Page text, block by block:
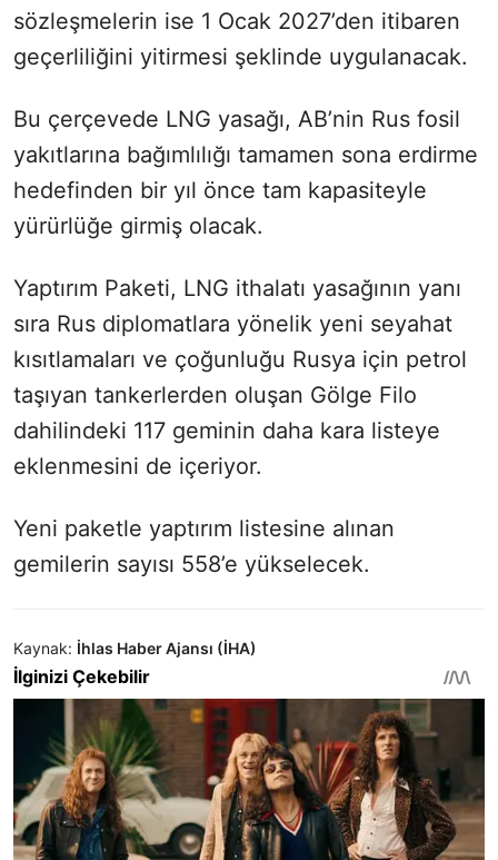
sözleşmelerin ise 1 Ocak 2027’den itibaren
geçerliliğini yitirmesi şeklinde uygulanacak.
Bu çerçevede LNG yasağı, AB’nin Rus fosil
yakıtlarına bağımlılığı tamamen sona erdirme
hedefinden bir yıl önce tam kapasiteyle
yürürlüğe girmiş olacak.
Yaptırım Paketi, LNG ithalatı yasağının yanı
sıra Rus diplomatlara yönelik yeni seyahat
kısıtlamaları ve çoğunluğu Rusya için petrol
taşıyan tankerlerden oluşan Gölge Filo
dahilindeki 117 geminin daha kara listeye
eklenmesini de içeriyor.
Yeni paketle yaptırım listesine alınan
gemilerin sayısı 558’e yükselecek.
Kaynak: İhlas Haber Ajansı (İHA)